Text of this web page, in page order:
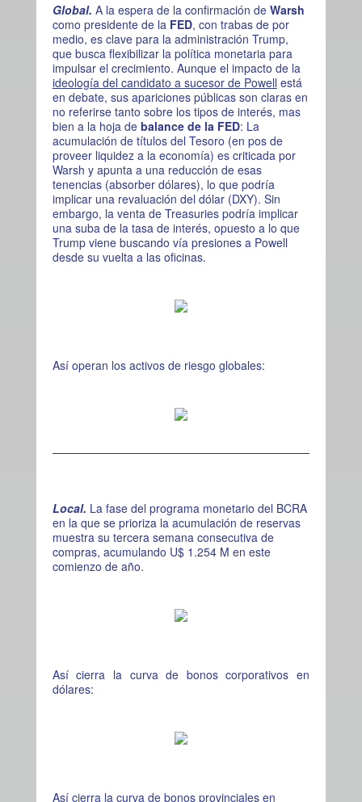
Global. A la espera de la confirmación de Warsh
como presidente de la FED, con trabas de por
medio, es clave para la administración Trump,
que busca flexibilizar la política monetaria para
impulsar el crecimiento. Aunque el impacto de la
ideología del candidato a sucesor de Powell está
en debate, sus apariciones públicas son claras en
no referirse tanto sobre los tipos de interés, mas
bien a la hoja de balance de la FED: La
acumulación de títulos del Tesoro (en pos de
proveer liquidez a la economía) es criticada por
Warsh y apunta a una reducción de esas
tenencias (absorber dólares), lo que podría
implicar una revaluación del dólar (DXY). Sin
embargo, la venta de Treasuries podría implicar
una suba de la tasa de interés, opuesto a lo que
Trump viene buscando vía presiones a Powell
desde su vuelta a las oficinas.
Así operan los activos de riesgo globales:
Local. La fase del programa monetario del BCRA
en la que se prioriza la acumulación de reservas
muestra su tercera semana consecutiva de
compras, acumulando U$ 1.254 M en este
comienzo de año.
Así cierra la curva de bonos corporativos en
dólares:
Así cierra la curva de bonos provinciales en